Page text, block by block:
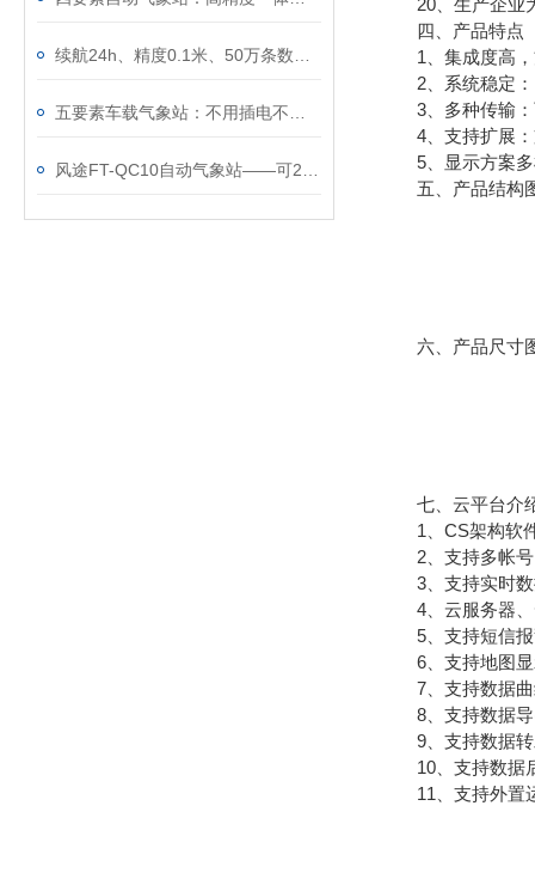
20、生产企业
四、产品特点
1、集成度高，
2、系统稳定：
3、多种传输：
4、支持扩展：
5、显示方案多
五、产品结构
六、产品尺寸
七、云平台介
1、CS架构软件
2、支持多帐号
3、支持实时数
4、云服务器、
5、支持短信报
6、支持地图显
7、支持数据曲
8、支持数据导
9、支持数据转
10、支持数据
11、支持外置